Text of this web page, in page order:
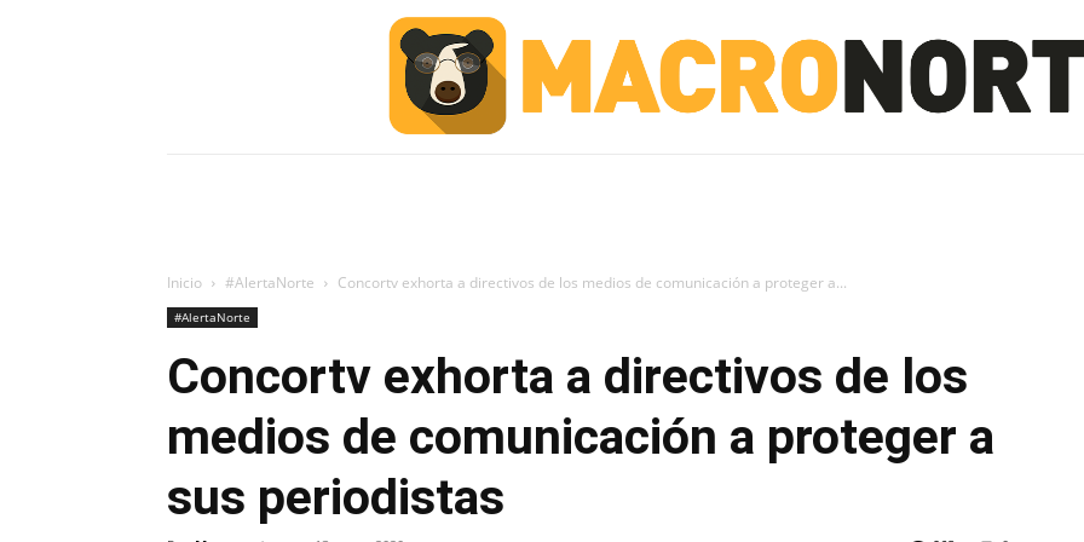
Inicio #AlertaNorte Concortv exhorta a directivos de los medios de comunicación a proteger a...
#AlertaNorte
Concortv exhorta a directivos de los
medios de comunicación a proteger a
sus periodistas